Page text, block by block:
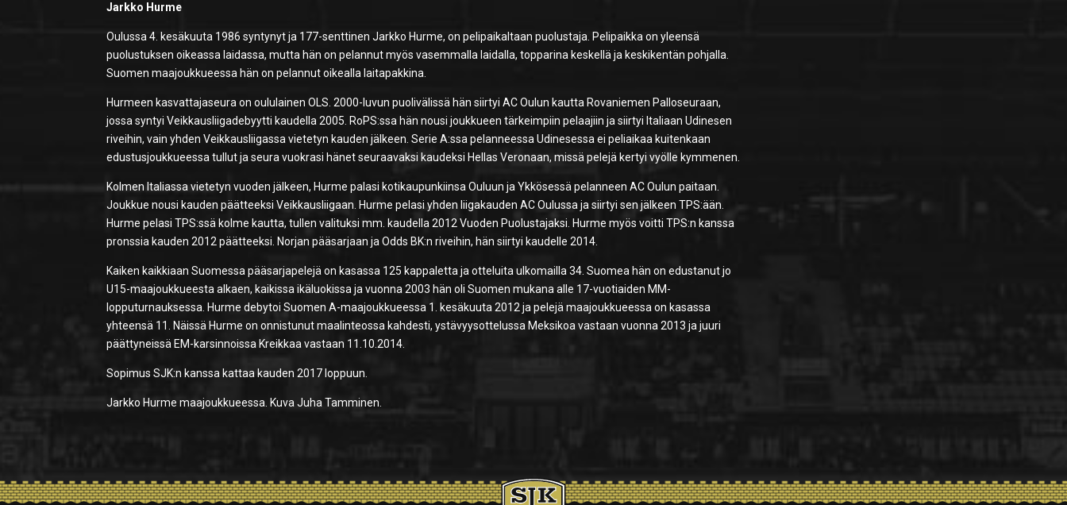
Jarkko Hurme
Oulussa 4. kesäkuuta 1986 syntynyt ja 177-senttinen Jarkko Hurme, on pelipaikaltaan puolustaja. Pelipaikka on yleensä
puolustuksen oikeassa laidassa, mutta hän on pelannut myös vasemmalla laidalla, topparina keskellä ja keskikentän pohjalla.
Suomen maajoukkueessa hän on pelannut oikealla laitapakkina.
Hurmeen kasvattajaseura on oululainen OLS. 2000-luvun puolivälissä hän siirtyi AC Oulun kautta Rovaniemen Palloseuraan,
jossa syntyi Veikkausliigadebyytti kaudella 2005. RoPS:ssa hän nousi joukkueen tärkeimpiin pelaajiin ja siirtyi Italiaan Udinesen
riveihin, vain yhden Veikkausliigassa vietetyn kauden jälkeen. Serie A:ssa pelanneessa Udinesessa ei peliaikaa kuitenkaan
edustusjoukkueessa tullut ja seura vuokrasi hänet seuraavaksi kaudeksi Hellas Veronaan, missä pelejä kertyi vyölle kymmenen.
Kolmen Italiassa vietetyn vuoden jälkeen, Hurme palasi kotikaupunkiinsa Ouluun ja Ykkösessä pelanneen AC Oulun paitaan.
Joukkue nousi kauden päätteeksi Veikkausliigaan. Hurme pelasi yhden liigakauden AC Oulussa ja siirtyi sen jälkeen TPS:ään.
Hurme pelasi TPS:ssä kolme kautta, tullen valituksi mm. kaudella 2012 Vuoden Puolustajaksi. Hurme myös voitti TPS:n kanssa
pronssia kauden 2012 päätteeksi. Norjan pääsarjaan ja Odds BK:n riveihin, hän siirtyi kaudelle 2014.
Kaiken kaikkiaan Suomessa pääsarjapelejä on kasassa 125 kappaletta ja otteluita ulkomailla 34. Suomea hän on edustanut jo
U15-maajoukkueesta alkaen, kaikissa ikäluokissa ja vuonna 2003 hän oli Suomen mukana alle 17-vuotiaiden MM-
lopputurnauksessa. Hurme debytoi Suomen A-maajoukkueessa 1. kesäkuuta 2012 ja pelejä maajoukkueessa on kasassa
yhteensä 11. Näissä Hurme on onnistunut maalinteossa kahdesti, ystävyysottelussa Meksikoa vastaan vuonna 2013 ja juuri
päättyneissä EM-karsinnoissa Kreikkaa vastaan 11.10.2014.
Sopimus SJK:n kanssa kattaa kauden 2017 loppuun.
Jarkko Hurme maajoukkueessa. Kuva Juha Tamminen.